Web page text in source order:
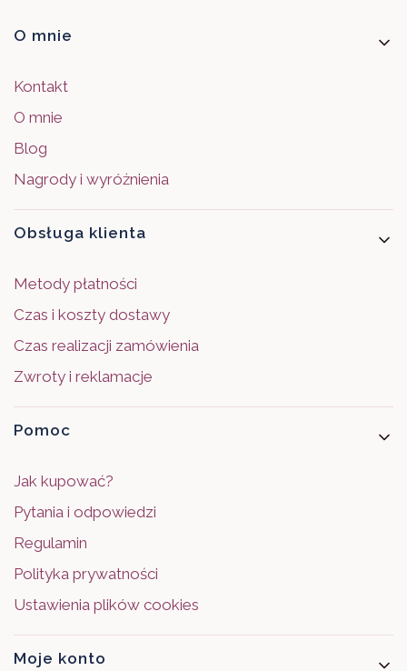
Linki w stopce
O mnie
Kontakt
O mnie
Blog
Nagrody i wyróżnienia
Obsługa klienta
Metody płatności
Czas i koszty dostawy
Czas realizacji zamówienia
Zwroty i reklamacje
Pomoc
Jak kupować?
Pytania i odpowiedzi
Regulamin
Polityka prywatności
Ustawienia plików cookies
Moje konto